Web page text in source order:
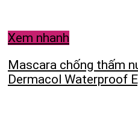
Xem nhanh
Mascara chống thấm
Dermacol Waterproof